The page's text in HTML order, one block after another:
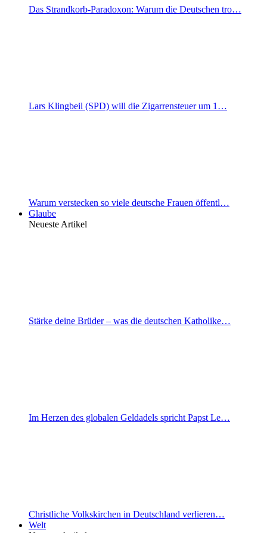
Das Strandkorb-Paradoxon: Warum die Deutschen tro…
Lars Klingbeil (SPD) will die Zigarrensteuer um 1…
Warum verstecken so viele deutsche Frauen öffentl…
Glaube
Neueste Artikel
Stärke deine Brüder – was die deutschen Katholike…
Im Herzen des globalen Geldadels spricht Papst Le…
Christliche Volkskirchen in Deutschland verlieren…
Welt